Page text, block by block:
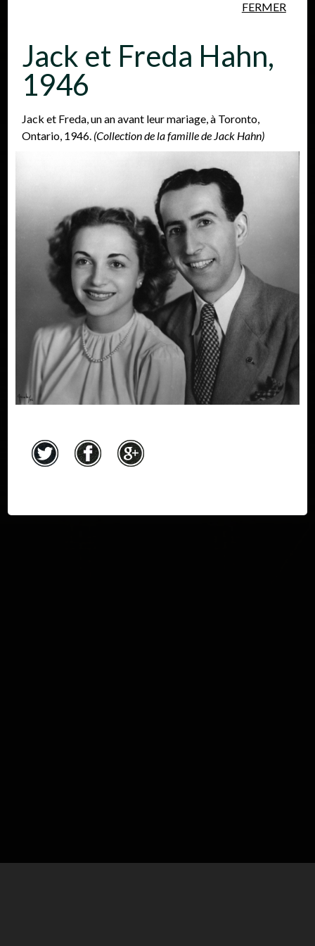
Personnes Lieux Événements
Jack et Freda Hahn,
1946
FERMER
Jack et Freda, un an avant leur mariage, à Toronto,
Ontario, 1946. (Collection de la famille de Jack Hahn)